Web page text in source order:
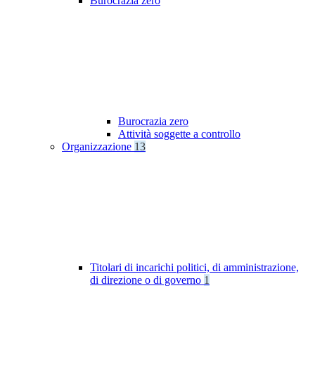
Burocrazia zero
Attività soggette a controllo
Organizzazione 13
Titolari di incarichi politici, di amministrazione,
di direzione o di governo 1